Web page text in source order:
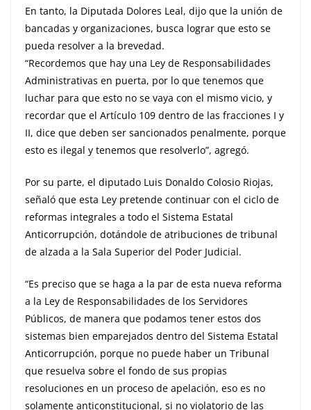
En tanto, la Diputada Dolores Leal, dijo que la unión de
bancadas y organizaciones, busca lograr que esto se
pueda resolver a la brevedad.
“Recordemos que hay una Ley de Responsabilidades
Administrativas en puerta, por lo que tenemos que
luchar para que esto no se vaya con el mismo vicio, y
recordar que el Artículo 109 dentro de las fracciones I y
II, dice que deben ser sancionados penalmente, porque
esto es ilegal y tenemos que resolverlo”, agregó.
Por su parte, el diputado Luis Donaldo Colosio Riojas,
señaló que esta Ley pretende continuar con el ciclo de
reformas integrales a todo el Sistema Estatal
Anticorrupción, dotándole de atribuciones de tribunal
de alzada a la Sala Superior del Poder Judicial.
“Es preciso que se haga a la par de esta nueva reforma
a la Ley de Responsabilidades de los Servidores
Públicos, de manera que podamos tener estos dos
sistemas bien emparejados dentro del Sistema Estatal
Anticorrupción, porque no puede haber un Tribunal
que resuelva sobre el fondo de sus propias
resoluciones en un proceso de apelación, eso es no
solamente anticonstitucional, si no violatorio de las